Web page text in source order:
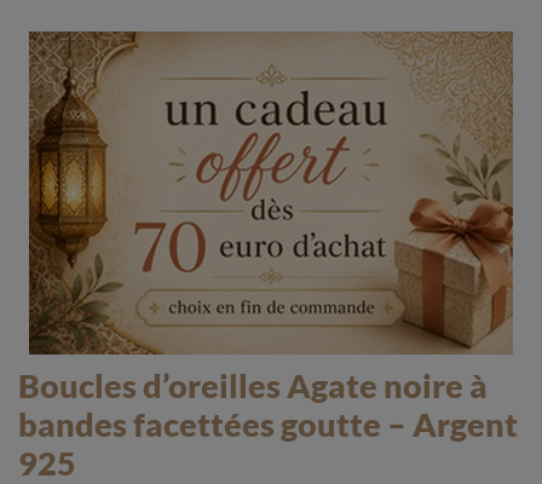
Boucles d’oreilles Agate noire à
bandes facettées goutte – Argent
925